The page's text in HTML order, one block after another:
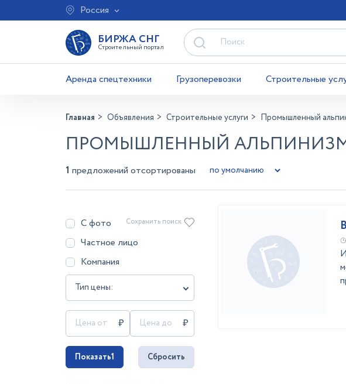
Россия
БИРЖА СНГ
Строительный портал
Аренда спецтехники Грузоперевозки Строительные
Главная Объявления Строительные услуги Промышленный
ПРОМЫШЛЕННЫЙ АЛЬПИНИЗМ
1 предложений отсортированы
С фото
Частное лицо
Компания
Тип цены:
Сохранить поиск
Показать1 Сбросить